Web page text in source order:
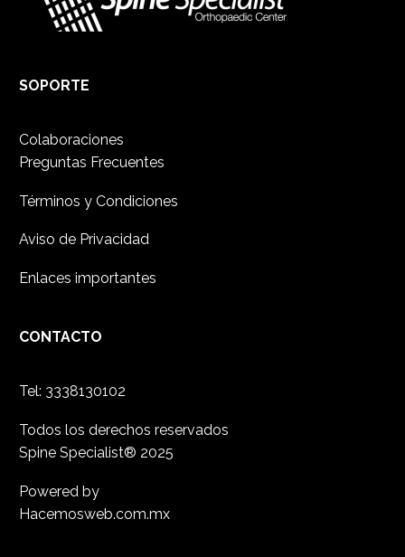
SOPORTE
Colaboraciones
Preguntas Frecuentes
Términos y Condiciones
Aviso de Privacidad
Enlaces importantes
CONTACTO
Tel: 3338130102
Todos los derechos reservados
Spine Specialist® 2025
Powered by
Hacemosweb.com.mx